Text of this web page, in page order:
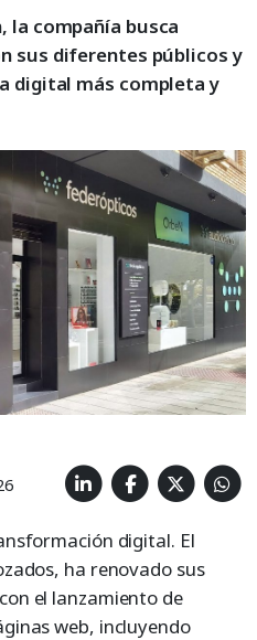
la compañía busca
sus diferentes públicos y
digital más completa y
digital. El
ha renovado sus
el lanzamiento de
web, incluyendo